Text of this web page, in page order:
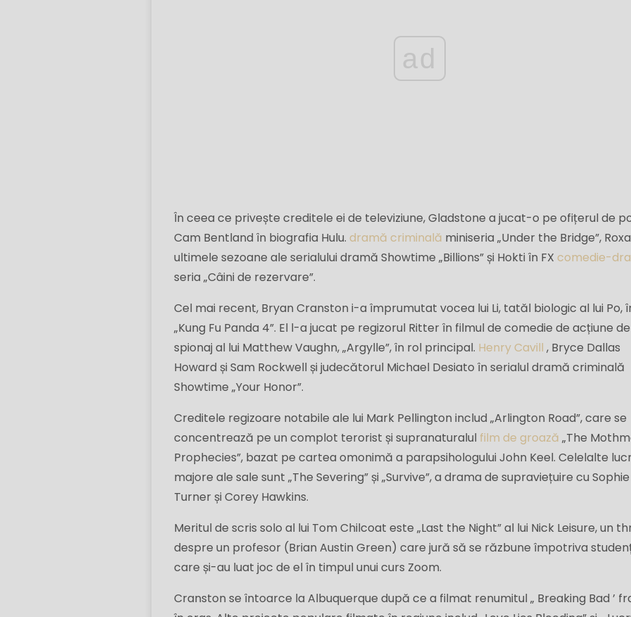
ad
În ceea ce privește creditele ei de televiziune, Gladstone a jucat-o pe ofițerul de
Cam Bentland în biografia Hulu. dramă criminală miniseria „Under the Bridge”,
ultimele sezoane ale serialului dramă Showtime „Billions” și Hokti în FX comedie-
seria „Câini de rezervare”.
Cel mai recent, Bryan Cranston i-a împrumutat vocea lui Li, tatăl biologic al lui Po,
„Kung Fu Panda 4”. El l-a jucat pe regizorul Ritter în filmul de comedie de acțiune de
spionaj al lui Matthew Vaughn, „Argylle”, în rol principal. Henry Cavill , Bryce Dallas
Howard și Sam Rockwell și judecătorul Michael Desiato în serialul dramă criminală
Showtime „Your Honor”.
Creditele regizoare notabile ale lui Mark Pellington includ „Arlington Road”, care se
concentrează pe un complot terorist și supranaturalul film de groază „The
Prophecies”, bazat pe cartea omonimă a parapsihologului John Keel. Celelalte
majore ale sale sunt „The Severing” și „Survive”, a drama de supraviețuire cu Sophie
Turner și Corey Hawkins.
Meritul de scris solo al lui Tom Chilcoat este „Last the Night” al lui Nick Leisure, un
despre un profesor (Brian Austin Green) care jură să se răzbune împotriva
care și-au luat joc de el în timpul unui curs Zoom.
Cranston se întoarce la Albuquerque după ce a filmat renumitul „ Breaking Bad ’